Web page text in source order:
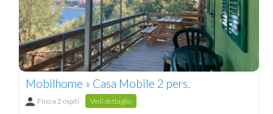
Mobilhome » Casa Mobile 2 pers.
Fino a 2 ospiti Vedi dettaglio